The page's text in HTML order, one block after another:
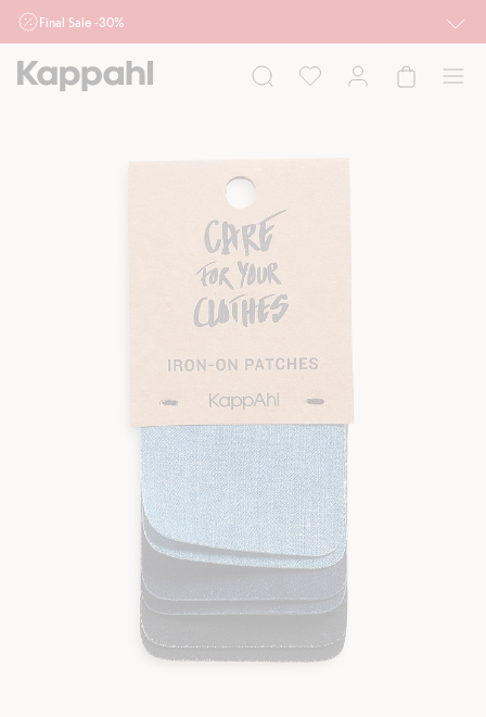
Final Sale -30%
działu outlet do 10.8 w sklepach Kappahl i Newbie oraz na kappahl.com. Ofert
nie łączymy